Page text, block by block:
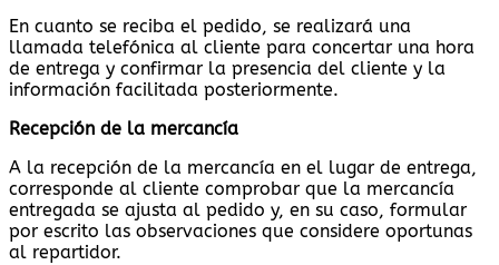
En cuanto se reciba el pedido, se realizará una
llamada telefónica al cliente para concertar una hora
de entrega y confirmar la presencia del cliente y la
información facilitada posteriormente.
Recepción de la mercancía
A la recepción de la mercancía en el lugar de entrega,
corresponde al cliente comprobar que la mercancía
entregada se ajusta al pedido y, en su caso, formular
por escrito las observaciones que considere oportunas
al repartidor.